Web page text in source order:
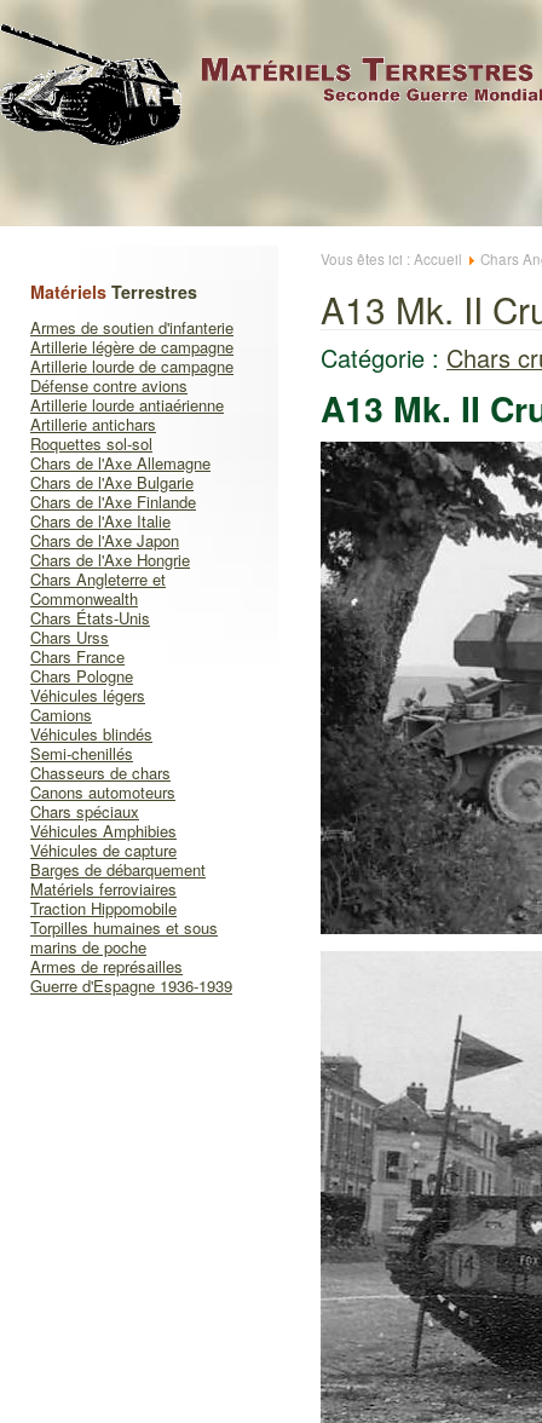
Matériels Terrestres
Armes de soutien d'infanterie
Artillerie légère de campagne
Artillerie lourde de campagne
Défense contre avions
Artillerie lourde antiaérienne
Artillerie antichars
Roquettes sol-sol
Chars de l'Axe Allemagne
Chars de l'Axe Bulgarie
Chars de l'Axe Finlande
Chars de l'Axe Italie
Chars de l'Axe Japon
Chars de l'Axe Hongrie
Chars Angleterre et
Commonwealth
Chars États-Unis
Chars Urss
Chars France
Chars Pologne
Véhicules légers
Camions
Véhicules blindés
Semi-chenillés
Chasseurs de chars
Canons automoteurs
Chars spéciaux
Véhicules Amphibies
Véhicules de capture
Barges de débarquement
Matériels ferroviaires
Traction Hippomobile
Torpilles humaines et sous
marins de poche
Armes de représailles
Guerre d'Espagne 1936-1939
Vous êtes ici : Accueil Chars
A13 Mk. II
Catégorie : Chars
A13 Mk. II